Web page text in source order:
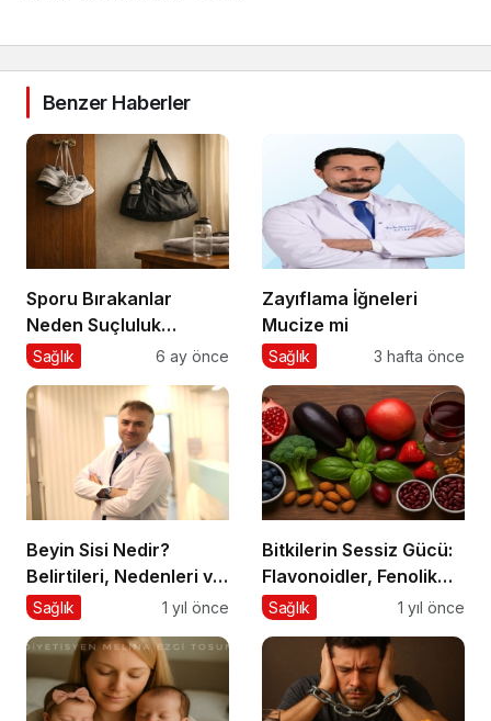
Benzer Haberler
Sporu Bırakanlar
Neden Suçluluk
Hisseder?
Sağlık 6 ay önce
Zayıflama İğneleri
Mucize mi
Sağlık 3 hafta önce
Beyin Sisi Nedir?
Belirtileri, Nedenleri ve
Korunma Yolları
Sağlık 1 yıl önce
Bitkilerin Sessiz Gücü:
Flavonoidler, Fenolik
Asitler ve Diğer
Sağlık 1 yıl önce